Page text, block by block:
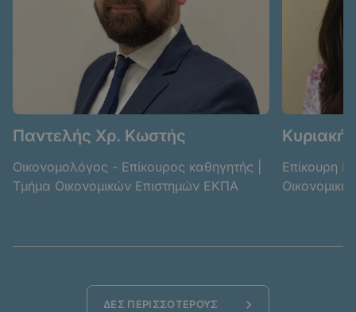
Παντελής Χρ. Κωστής
Οικονομολόγος - Επίκουρος καθηγητής |
Τμήμα Οικονομικών Επιστημών ΕΚΠΑ
Κυριακή
Επίκουρη
ΔΕΣ ΠΕΡΙΣΣΟΤΕΡΟΥΣ